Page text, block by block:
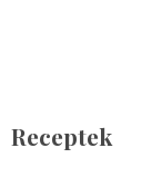
Receptek
2023.03.06.